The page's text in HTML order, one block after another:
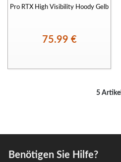
Pro RTX High Visibility Hoody Gelb
75.99 €
5 Artikel
Benötigen Sie Hilfe?